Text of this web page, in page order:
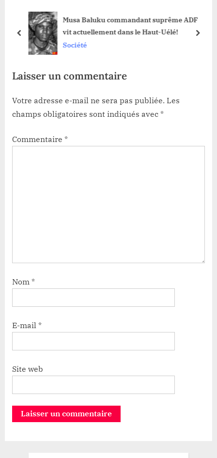
o
:
s
t
:
Musa Baluku commandant suprême ADF
vit actuellement dans le Haut-Uélé!
Société
prev next
Laisser un commentaire
Votre adresse e-mail ne sera pas publiée. Les
champs obligatoires sont indiqués avec *
Commentaire *
Nom *
E-mail *
Site web